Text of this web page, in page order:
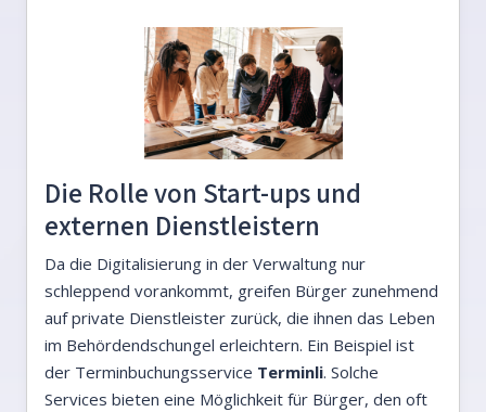
Die Rolle von Start-ups und
externen Dienstleistern
Da die Digitalisierung in der Verwaltung nur
schleppend vorankommt, greifen Bürger zunehmend
auf private Dienstleister zurück, die ihnen das Leben
im Behördendschungel erleichtern. Ein Beispiel ist
der Terminbuchungsservice Terminli. Solche
Services bieten eine Möglichkeit für Bürger, den oft